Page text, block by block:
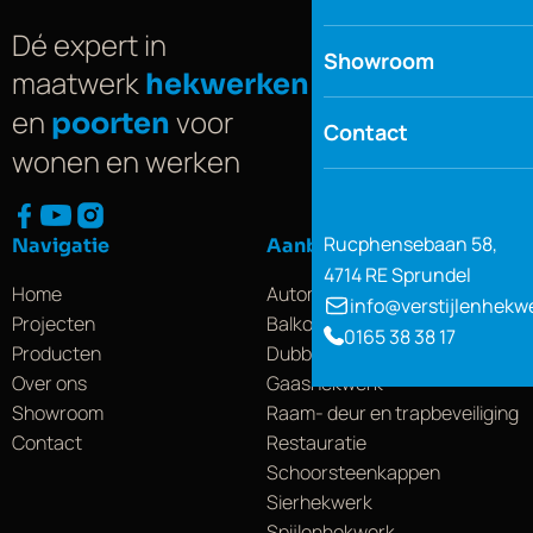
Showroom
Contact
Rucphensebaan 58,
4714 RE Sprundel
0165 38 38 17
Dé expert in
maatwerk hekwerken
en poorten voor
wonen en werken
Navigatie
Home
Projecten
Producten
Over ons
Showroom
Contact
Aanbod
Automatisering
Balkonhekwerk
Dubbelstaafs hekwerk
Gaashekwerk
Raam- deur en trapbeveiliging
Restauratie
Schoorsteenkappen
Sierhekwerk